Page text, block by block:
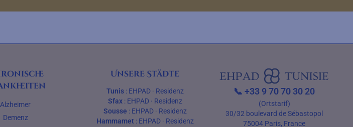
Alzheimer
Demenz
Unsere Städte
Tunis: EHPAD· Residenz
Sfax: EHPAD· Residenz
Sousse : EHPAD· Residenz
Hammamet: EHPAD· Residenz
📞+33 9 70 70 30 20
(Ortstarif)
30/32 boulevard de Sébastopol
75004 Paris, France